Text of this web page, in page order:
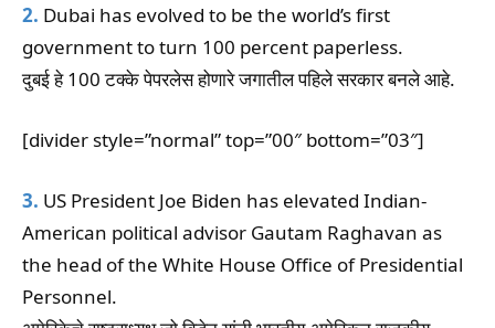
2. Dubai has evolved to be the world’s first
government to turn 100 percent paperless.
दुबई हे 100 टक्के पेपरलेस होणारे जगातील पहिले सरकार बनले आहे.
[divider style=”normal” top=”00″ bottom=”03″]
3. US President Joe Biden has elevated Indian-
American political advisor Gautam Raghavan as
the head of the White House Office of Presidential
Personnel.